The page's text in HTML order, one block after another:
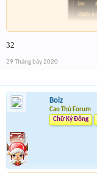
32
29 Tháng bảy 2020
Boiz
Cao Thủ Forum
Chữ Ký Động